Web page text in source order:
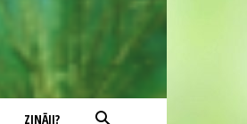
ZINĀJI?